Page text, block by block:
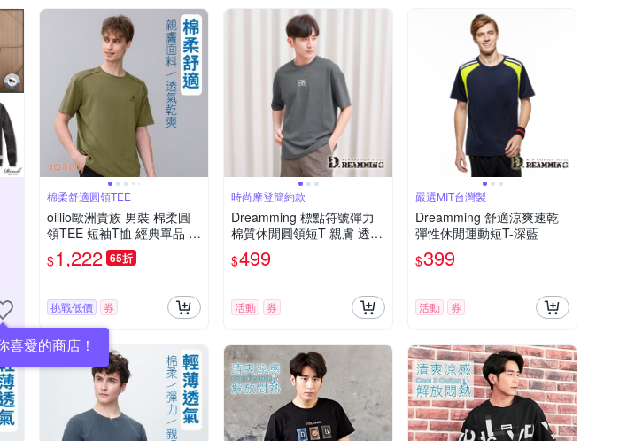
喜愛的商店！
棉柔舒適圓領TEE
oillio歐洲貴族 男裝 棉柔圓
領TEE 短袖T恤 經典單品 綠
色 法國品牌 有大尺碼
$1,222 65折
挑戰低價 券
時尚摩登簡約款
Dreamming 標點符號彈力
棉質休閒圓領短T 親膚 透
氣-深灰
$499
活動 券
嚴選MIT台灣製
Dreamming 舒適涼爽速乾
彈性休閒運動短T-深藍
$399
活動 券